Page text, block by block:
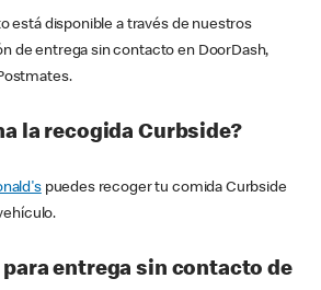
está disponible a través de nuestros
de entrega sin contacto en DoorDash,
la recogida Curbside?
puedes recoger tu comida Curbside
para entrega sin contacto de